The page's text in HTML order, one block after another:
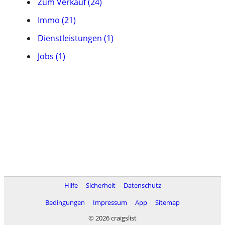
Immo (21)
Dienstleistungen (1)
Jobs (1)
Hilfe Sicherheit
Datenschutz
Bedingungen
Impressum App
Sitemap
© 2026 craigslist